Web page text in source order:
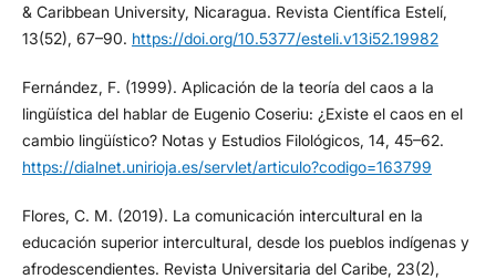
& Caribbean University, Nicaragua. Revista Científica Estelí,
13(52), 67–90. https://doi.org/10.5377/esteli.v13i52.19982
Fernández, F. (1999). Aplicación de la teoría del caos a la
lingüística del hablar de Eugenio Coseriu: ¿Existe el caos en el
cambio lingüístico? Notas y Estudios Filológicos, 14, 45–62.
https://dialnet.unirioja.es/servlet/articulo?codigo=163799
Flores, C. M. (2019). La comunicación intercultural en la
educación superior intercultural, desde los pueblos indígenas y
afrodescendientes. Revista Universitaria del Caribe, 23(2),